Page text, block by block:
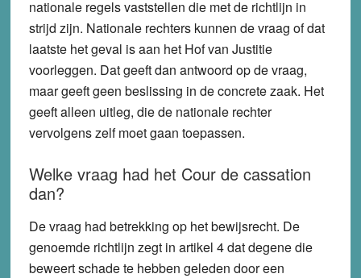
nationale regels vaststellen die met de richtlijn in
strijd zijn. Nationale rechters kunnen de vraag of dat
laatste het geval is aan het Hof van Justitie
voorleggen. Dat geeft dan antwoord op de vraag,
maar geeft geen beslissing in de concrete zaak. Het
geeft alleen uitleg, die de nationale rechter
vervolgens zelf moet gaan toepassen.
Welke vraag had het Cour de cassation
dan?
De vraag had betrekking op het bewijsrecht. De
genoemde richtlijn zegt in artikel 4 dat degene die
beweert schade te hebben geleden door een